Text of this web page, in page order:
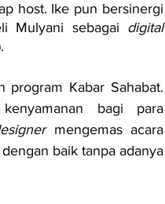
host. Ike pun bersinergi
Mulyani sebagai digital
program Kabar Sahabat.
bagi para
mengemas acara
baik tanpa adanya